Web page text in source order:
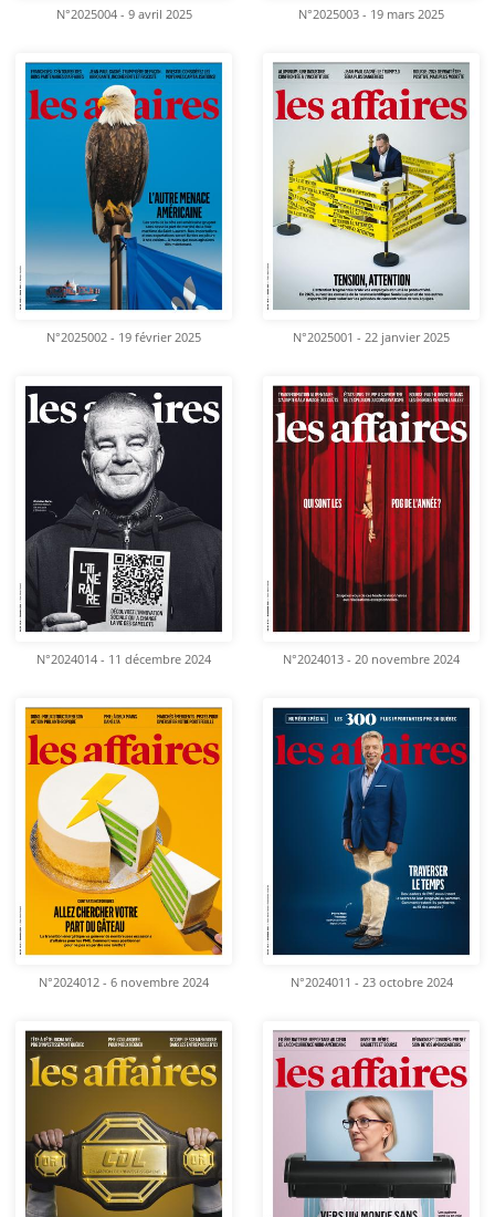
N°2025004 - 9 avril 2025 N°2025003 - 19 mars 2025
N°2025002 - 19 février 2025 N°2025001 - 22 janvier 2025
N°2024014 - 11 décembre 2024 N°2024013 - 20 novembre 2024
N°2024012 - 6 novembre 2024 N°2024011 - 23 octobre 2024